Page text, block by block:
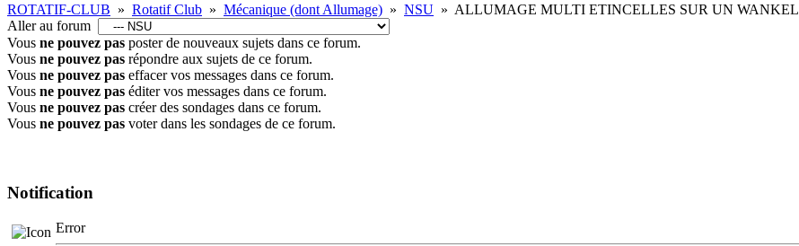
ROTATIF-CLUB » Rotatif Club » Mécanique (dont Allumage) » NSU » ALLUMAGE MULTI ETINCELLES SUR UN WANKEL
Aller au forum
Vous ne pouvez pas poster de nouveaux sujets dans ce forum.
Vous ne pouvez pas répondre aux sujets de ce forum.
Vous ne pouvez pas effacer vos messages dans ce forum.
Vous ne pouvez pas éditer vos messages dans ce forum.
Vous ne pouvez pas créer des sondages dans ce forum.
Vous ne pouvez pas voter dans les sondages de ce forum.
Notification
Error